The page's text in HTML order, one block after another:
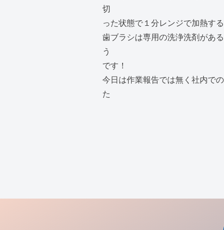
切
った状態で１分レンジで加熱す
歯ブラシは専用の洗浄洗剤があ
う
です！
今日は作業報告では無く社内で
た